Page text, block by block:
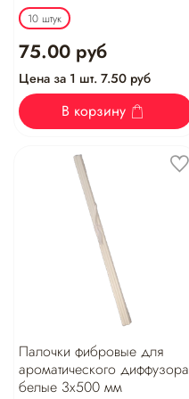
10 штук
75.00 руб
Цена за 1 шт. 7.50 руб
В корзину
Палочки фибровые для
ароматического диффузора
белые 3х500 мм